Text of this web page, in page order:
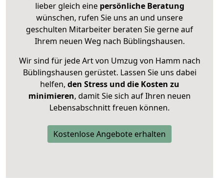
lieber gleich eine persönliche Beratung
wünschen, rufen Sie uns an und unsere
geschulten Mitarbeiter beraten Sie gerne auf
Ihrem neuen Weg nach Büblingshausen.
Wir sind für jede Art von Umzug von Hamm nach
Büblingshausen gerüstet. Lassen Sie uns dabei
helfen, den Stress und die Kosten zu
minimieren, damit Sie sich auf Ihren neuen
Lebensabschnitt freuen können.
Kostenlose Angebote erhalten